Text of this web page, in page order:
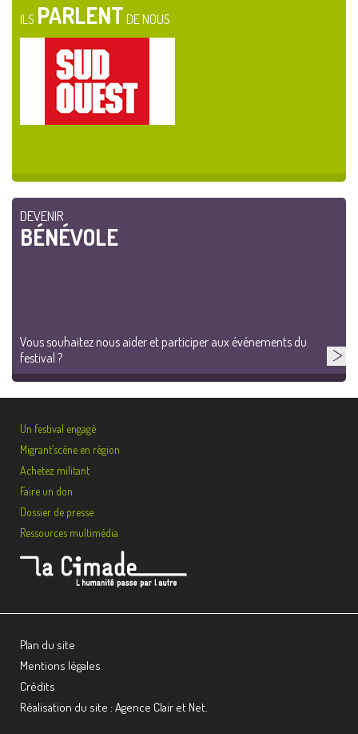
ILS PARLENT DE NOUS
DEVENIR
BÉNÉVOLE
Vous souhaitez nous aider et participer aux événements du
festival ?
Un festival engagé
Migrant’scène en région
Achetez militant
Faire un don
Dossier de presse
Ressources multimédia
Plan du site
Mentions légales
Crédits
Réalisation du site : Agence Clair et Net.